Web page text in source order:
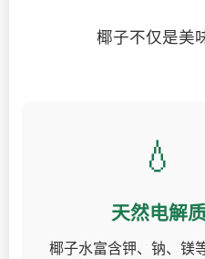
椰子不仅是美
💧
天然电解
椰子水富含钾、钠、镁